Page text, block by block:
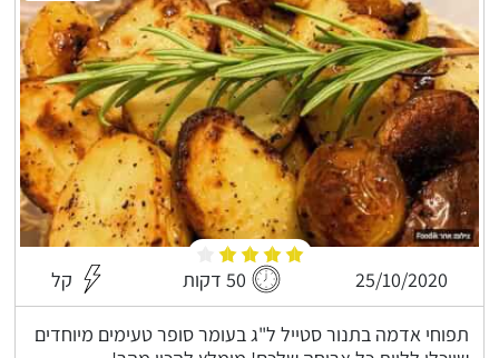
25/10/2020 50 דקות קל
תפוחי אדמה בתנור סטייל ל"ג בעומר סופר טעימים מיוחדים